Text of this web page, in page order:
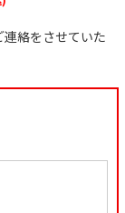
絡をさせていた